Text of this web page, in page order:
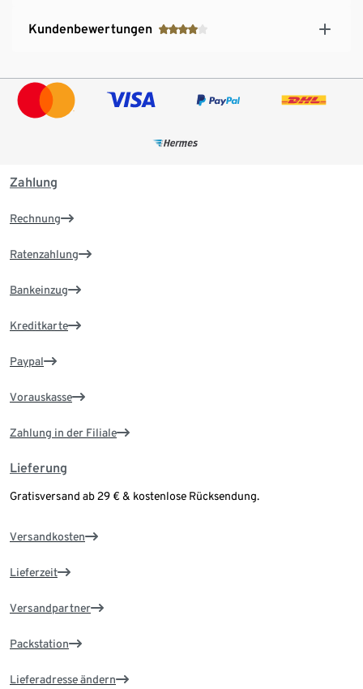
Kundenbewertungen
Zahlung
Rechnung
Ratenzahlung
Bankeinzug
Kreditkarte
Paypal
Vorauskasse
Zahlung in der Filiale
Lieferung
Gratisversand ab 29 € & kostenlose Rücksendung.
Versandkosten
Lieferzeit
Versandpartner
Packstation
Lieferadresse ändern